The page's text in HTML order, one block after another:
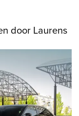
door Laurens